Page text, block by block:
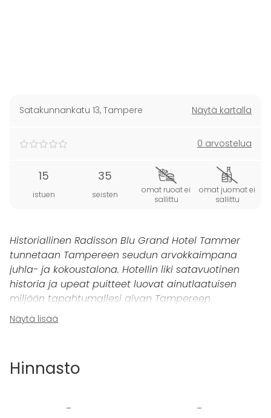
Satakunnankatu 13, Tampere Näytä kartalla
0 arvostelua
15
istuen
35
seisten
omat ruoat ei
sallittu
omat juomat ei
sallittu
Historiallinen Radisson Blu Grand Hotel Tammer
tunnetaan Tampereen seudun arvokkaimpana
juhla- ja kokoustalona. Hotellin liki satavuotinen
historia ja upeat puitteet luovat ainutlaatuisen
miljöön tapahtumallesi aivan Tampereen
keskustassa.
perhejuhliin.
Näytä lisää
Hinnasto
- -